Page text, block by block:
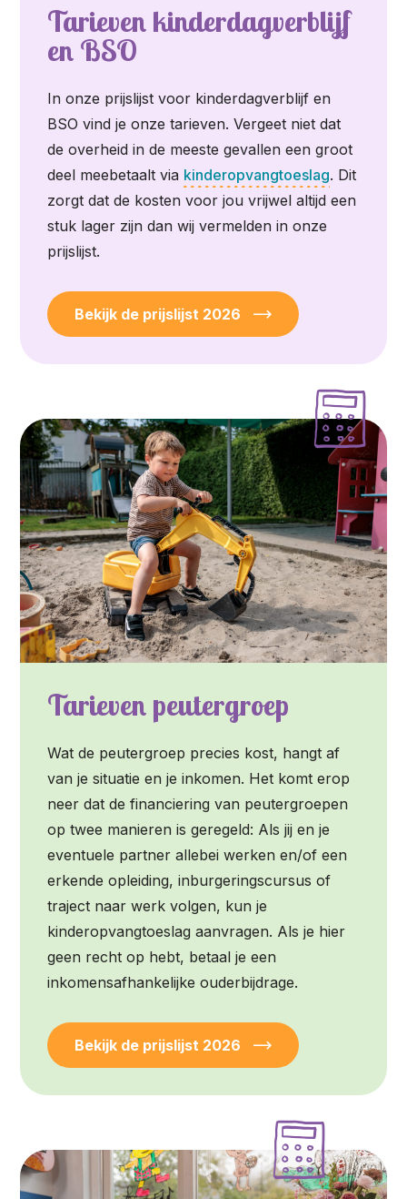
Tarieven kinderdagverblijf
en BSO
In onze prijslijst voor kinderdagverblijf en
BSO vind je onze tarieven. Vergeet niet dat
de overheid in de meeste gevallen een groot
deel meebetaalt via kinderopvangtoeslag. Dit
zorgt dat de kosten voor jou vrijwel altijd een
stuk lager zijn dan wij vermelden in onze
prijslijst.
Bekijk de prijslijst 2026
Tarieven peutergroep
Wat de peutergroep precies kost, hangt af
van je situatie en je inkomen. Het komt erop
neer dat de financiering van peutergroepen
op twee manieren is geregeld: Als jij en je
eventuele partner allebei werken en/of een
erkende opleiding, inburgeringscursus of
traject naar werk volgen, kun je
kinderopvangtoeslag aanvragen. Als je hier
geen recht op hebt, betaal je een
inkomensafhankelijke ouderbijdrage.
Bekijk de prijslijst 2026